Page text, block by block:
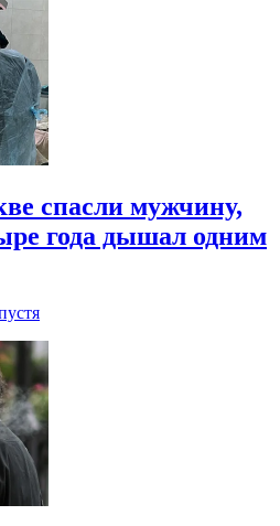
спасли мужчину,
года дышал одним